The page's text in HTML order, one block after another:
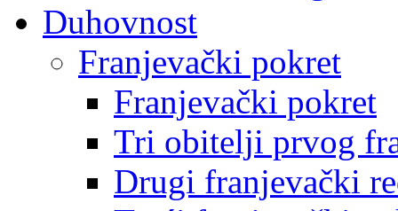
Duhovnost
Franjevački pokret
Franjevački pokret
Tri obitelji prvog
Drugi franjevački